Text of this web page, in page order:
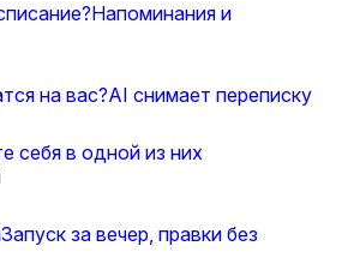
Напоминания и
на вас?AI снимает переписку
себя в одной из них
Запуск за вечер, правки без